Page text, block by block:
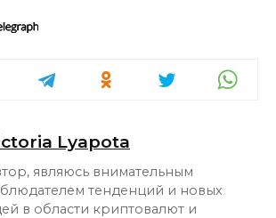
Lyapota
являюсь внимательным
тенденций и новых
в области криптовалют и